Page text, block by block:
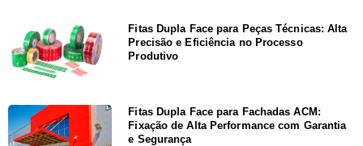
Fitas Dupla Face para Peças Técnicas: Alta
Precisão e Eficiência no Processo
Produtivo
Fitas Dupla Face para Fachadas ACM:
Fixação de Alta Performance com Garantia
e Segurança